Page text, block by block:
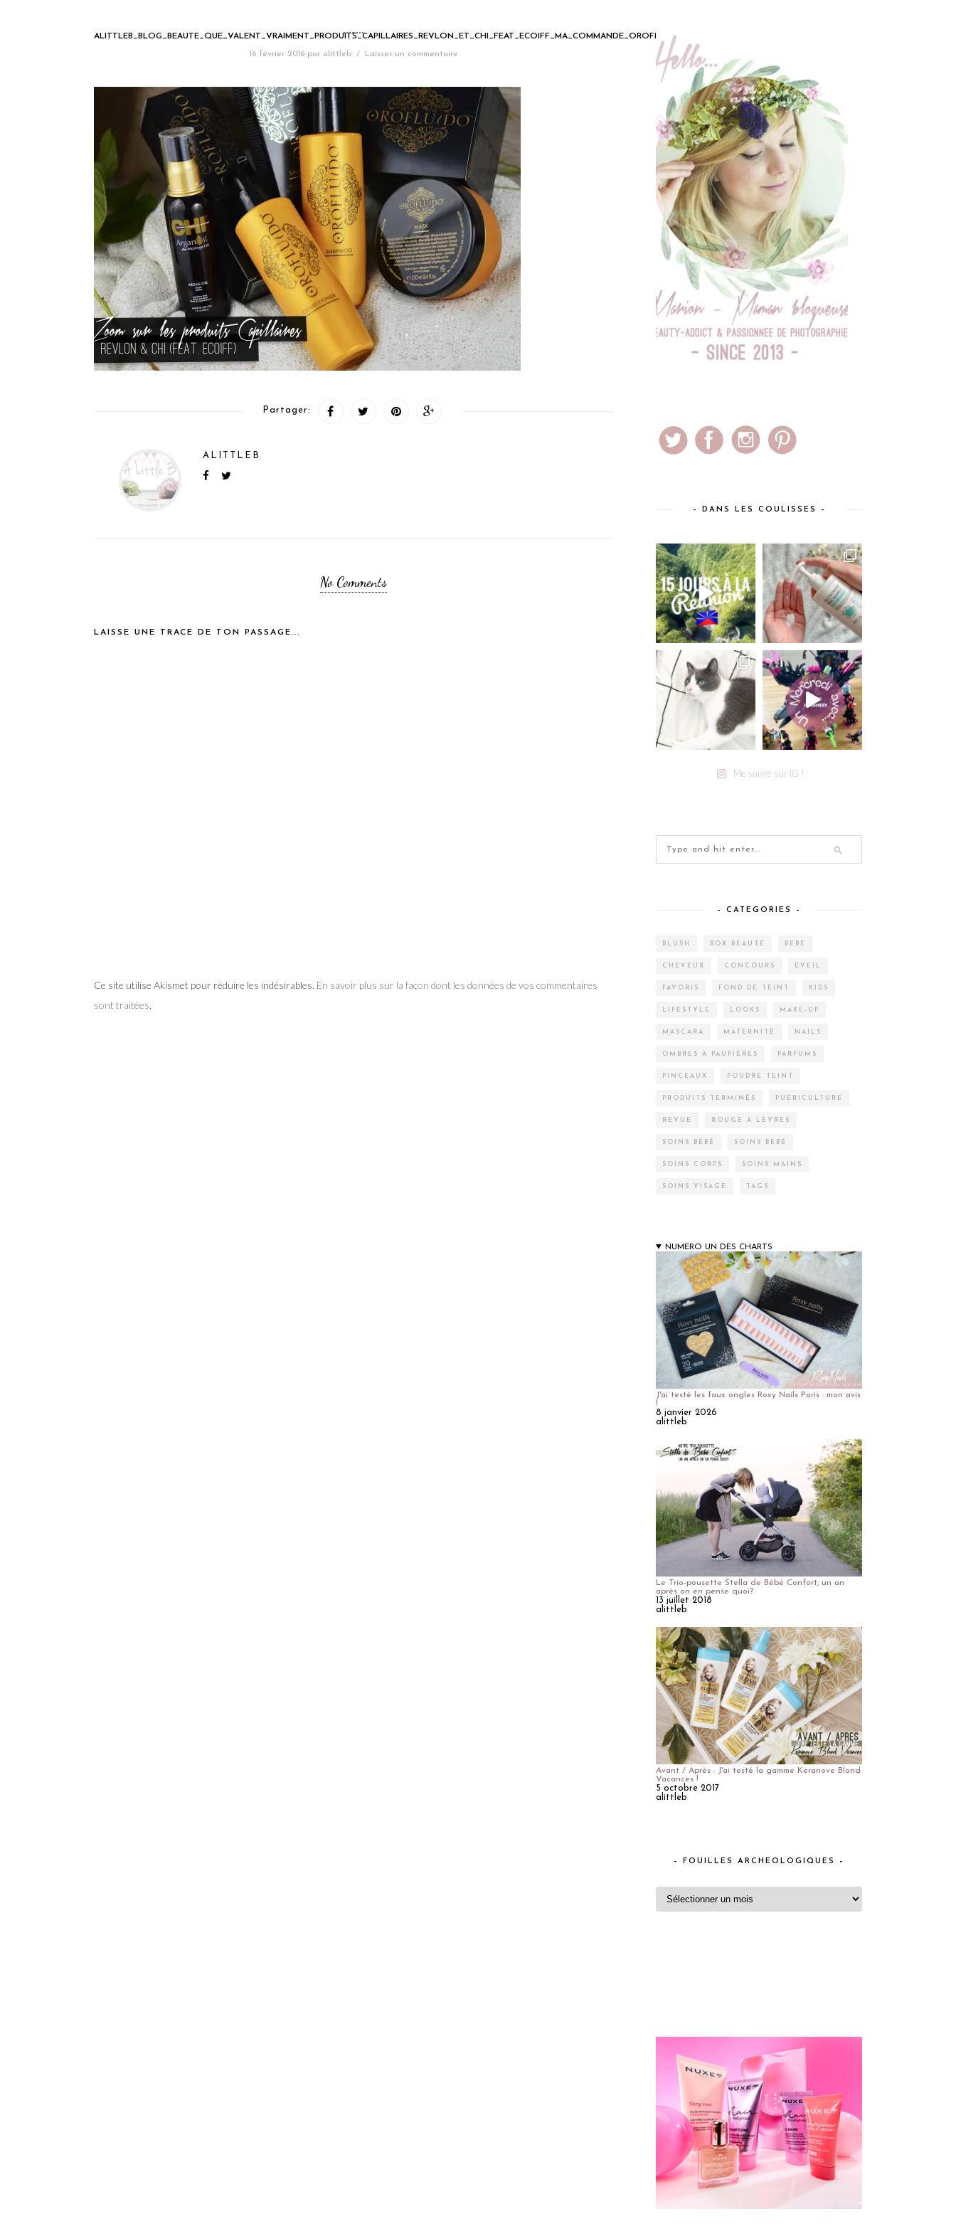
ALITTLEB_BLOG_BEAUTE_QUE_VALENT_VRAIMENT_PRODUITS_CAPILLAIRES_REVLON_ET_CHI_FEAT_ECOIFF_MA_COMMANDE_OROFLUIDO_CHI_ARGAN
16 février 2016 par alittleb / Laisser un commentaire
Partager:
ALITTLEB
No Comments
LAISSE UNE TRACE DE TON PASSAGE...
Ce site utilise Akismet pour réduire les indésirables. En savoir plus sur la façon dont les données de vos commentaires
sont traitées.
– DANS LES COULISSES –
Me suivre sur IG !
– CATEGORIES –
BLUSH BOX BEAUTÉ BÉBÉ
CHEVEUX CONCOURS EVEIL
FAVORIS FOND DE TEINT KIDS
LIFESTYLE LOOKS MAKE-UP
MASCARA MATERNITÉ NAILS
OMBRES À PAUPIÈRES PARFUMS
PINCEAUX POUDRE TEINT
PRODUITS TERMINÉS PUÉRICULTURE
REVUE ROUGE À LÈVRES
SOINS BÉBÉ SOINS BÉBÉ
SOINS CORPS SOINS MAINS
SOINS VISAGE TAGS
NUMERO UN DES CHARTS
J'ai testé les faux ongles Roxy Nails Paris : mon avis
!
8 janvier 2026
alittleb
Le Trio-pousette Stella de Bébé Confort, un an
après on en pense quoi?
13 juillet 2018
alittleb
Avant / Après : J'ai testé la gamme Keranove Blond
Vacances !
5 octobre 2017
alittleb
– FOUILLES ARCHEOLOGIQUES –